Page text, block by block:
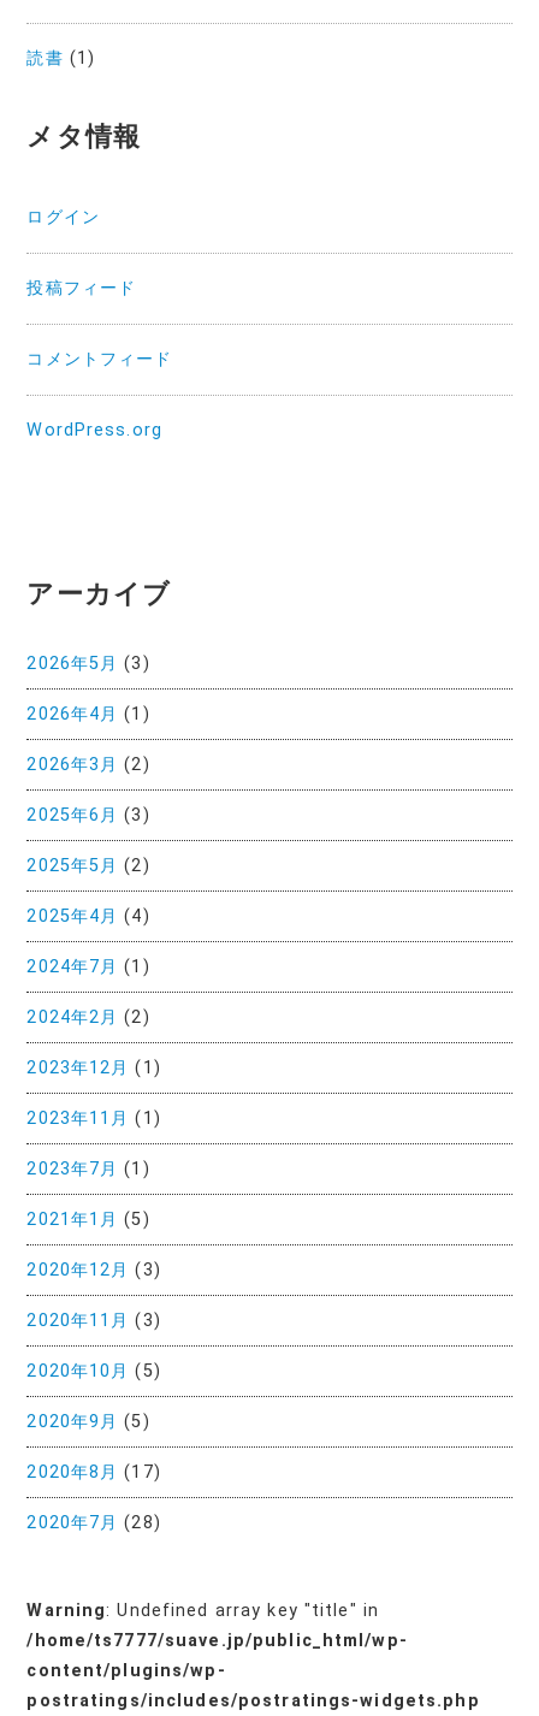
読書 (1)
メタ情報
ログイン
投稿フィード
コメントフィード
WordPress.org
アーカイブ
2026年5月 (3)
2026年4月 (1)
2026年3月 (2)
2025年6月 (3)
2025年5月 (2)
2025年4月 (4)
2024年7月 (1)
2024年2月 (2)
2023年12月 (1)
2023年11月 (1)
2023年7月 (1)
2021年1月 (5)
2020年12月 (3)
2020年11月 (3)
2020年10月 (5)
2020年9月 (5)
2020年8月 (17)
2020年7月 (28)
Warning: Undefined array key "title" in
/home/ts7777/suave.jp/public_html/wp-
content/plugins/wp-
postratings/includes/postratings-widgets.php